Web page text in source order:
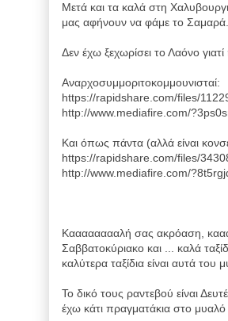
Μετά και τα καλά στη
μας αφήνουν να φάμε το
Δεν έχω ξεχωρίσει το Λαόνο
Αναρχοσυμμοριτοκομμουνισταί:
https://rapidshare.com/files/
http://www.mediafire.com/
Kαι όπως πάντα (αλλά είναι
https://rapidshare.com/files/
http://www.mediafire.com/
Κααααααααλή σας ακρόαση,
Σαββατοκύριακο και ... καλά
καλύτερα ταξίδια είναι αυτά του
Το δικό τους ραντεβού είναι
έχω κάτι πραγματάκια στο μυαλό